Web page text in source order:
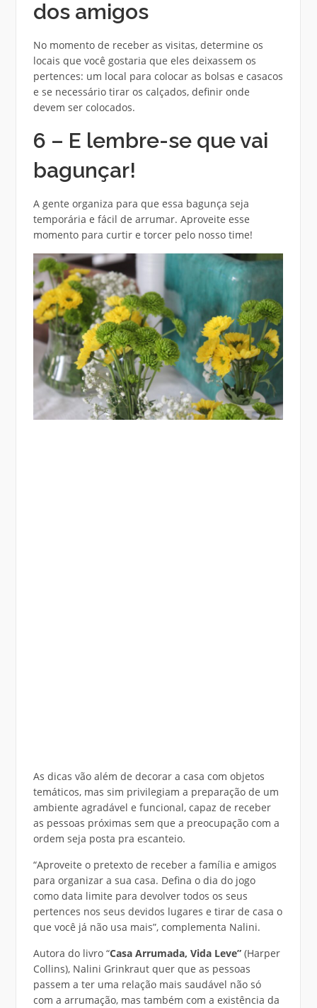
dos amigos
No momento de receber as visitas, determine os
locais que você gostaria que eles deixassem os
pertences: um local para colocar as bolsas e casacos
e se necessário tirar os calçados, definir onde
devem ser colocados.
6 – E lembre-se que vai
bagunçar!
A gente organiza para que essa bagunça seja
temporária e fácil de arrumar. Aproveite esse
momento para curtir e torcer pelo nosso time!
As dicas vão além de decorar a casa com objetos
temáticos, mas sim privilegiam a preparação de um
ambiente agradável e funcional, capaz de receber
as pessoas próximas sem que a preocupação com a
ordem seja posta pra escanteio.
“Aproveite o pretexto de receber a família e amigos
para organizar a sua casa. Defina o dia do jogo
como data limite para devolver todos os seus
pertences nos seus devidos lugares e tirar de casa o
que você já não usa mais”, complementa Nalini.
Autora do livro “Casa Arrumada, Vida Leve” (Harper
Collins), Nalini Grinkraut quer que as pessoas
passem a ter uma relação mais saudável não só
com a arrumação, mas também com a existência da